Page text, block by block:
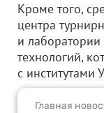
Кроме того,
центра
и
технологий,
с институтами
Главная